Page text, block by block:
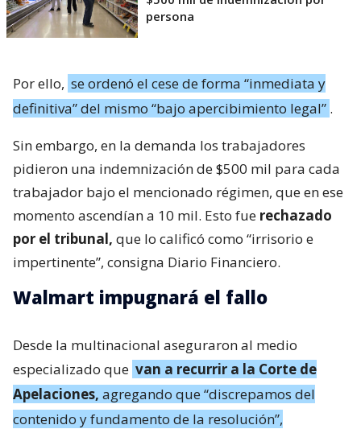
persona
Por ello, se ordenó el cese de forma “inmediata y
definitiva” del mismo “bajo apercibimiento legal” .
Sin embargo, en la demanda los trabajadores
pidieron una indemnización de $500 mil para cada
trabajador bajo el mencionado régimen, que en ese
momento ascendían a 10 mil. Esto fue rechazado
por el tribunal, que lo calificó como “irrisorio e
impertinente”, consigna Diario Financiero.
Walmart impugnará el fallo
Desde la multinacional aseguraron al medio
especializado que van a recurrir a la Corte de
Apelaciones, agregando que “discrepamos del
contenido y fundamento de la resolución”,